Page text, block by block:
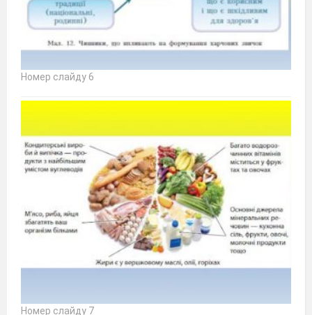
Номер слайду 6
Номер слайду 7